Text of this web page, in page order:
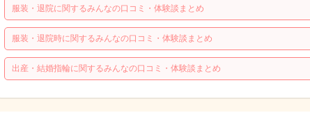
服装・退院に関するみんなの口コミ・体験談まとめ
服装・退院時に関するみんなの口コミ・体験談まとめ
出産・結婚指輪に関するみんなの口コミ・体験談まとめ